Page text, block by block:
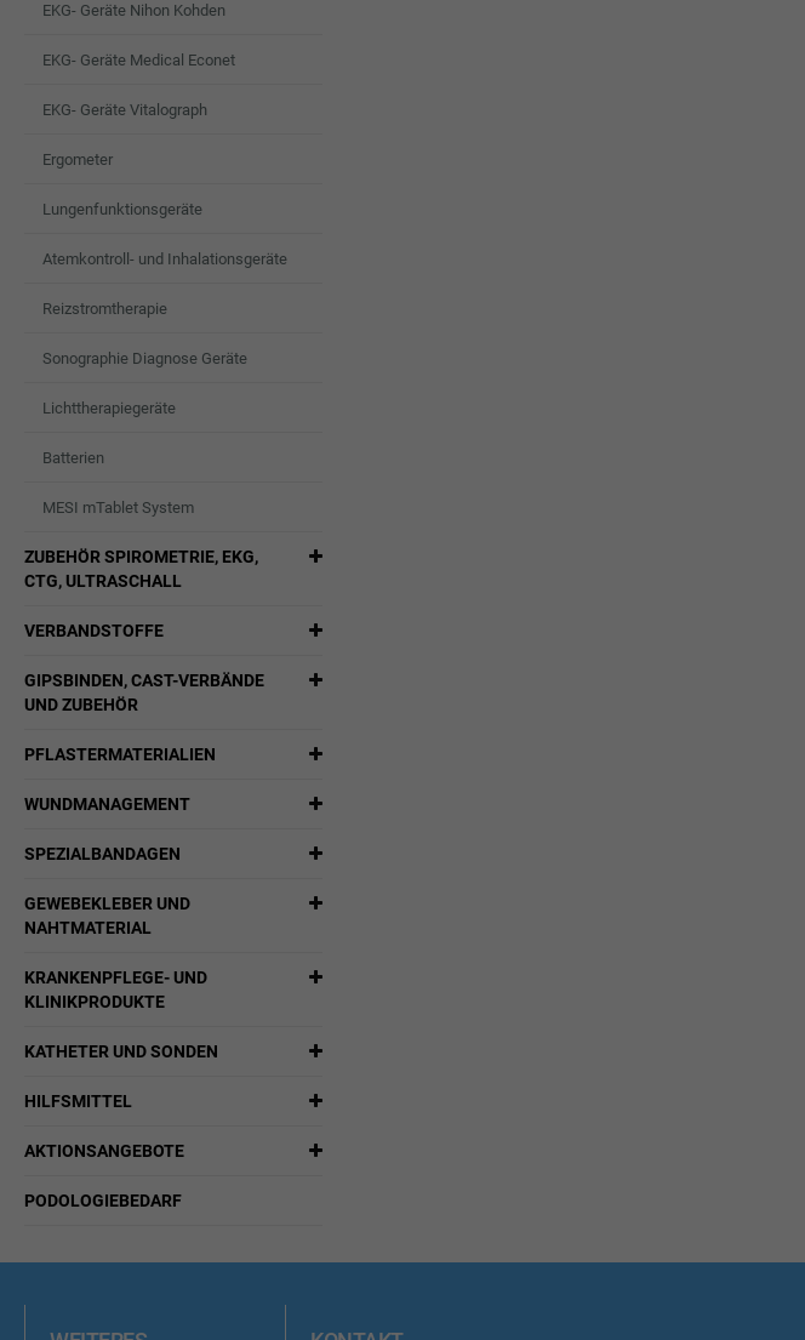
EKG- Geräte Nihon Kohden
EKG- Geräte Medical Econet
EKG- Geräte Vitalograph
Ergometer
Lungenfunktionsgeräte
Atemkontroll- und Inhalationsgeräte
Reizstromtherapie
Sonographie Diagnose Geräte
Lichttherapiegeräte
Batterien
MESI mTablet System
ZUBEHÖR SPIROMETRIE, EKG,
CTG, ULTRASCHALL
VERBANDSTOFFE
GIPSBINDEN, CAST-VERBÄNDE
UND ZUBEHÖR
PFLASTERMATERIALIEN
WUNDMANAGEMENT
SPEZIALBANDAGEN
GEWEBEKLEBER UND
NAHTMATERIAL
KRANKENPFLEGE- UND
KLINIKPRODUKTE
KATHETER UND SONDEN
HILFSMITTEL
AKTIONSANGEBOTE
PODOLOGIEBEDARF